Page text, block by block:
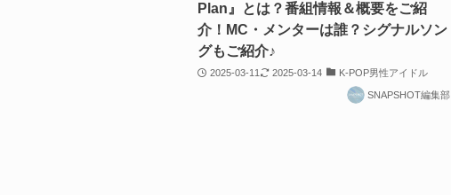
Plan』とは？番組情報＆概要をご紹
介！MC・メンターは誰？シグナルソン
グもご紹介♪
2025-03-11 2025-03-14 K-POP男性アイドル
SNAPSHOT編集部